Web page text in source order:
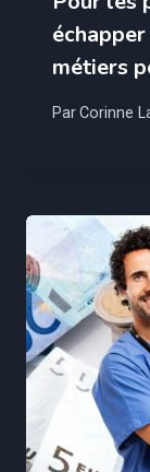
métiers
ParCorinne